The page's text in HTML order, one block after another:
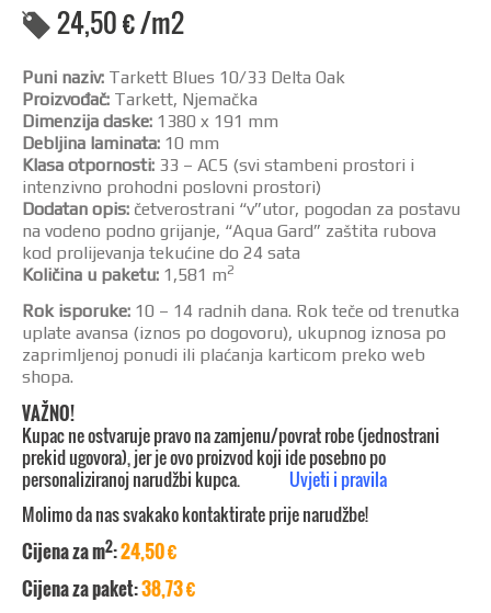
24,50€/m2
Puni naziv: Tarkett Blues 10/33 Delta Oak
Proizvođač: Tarkett, Njemačka
Dimenzija daske: 1380 x 191 mm
Debljina laminata: 10 mm
Klasa otpornosti: 33 – AC5 (svi stambeni prostori i
intenzivno prohodni poslovni prostori)
Dodatan opis: četverostrani “v”utor, pogodan za postavu
na vodeno podno grijanje, “Aqua Gard” zaštita rubova
kod prolijevanja tekućine do 24 sata
Količina u paketu: 1,581 m2
Rok isporuke: 10 – 14 radnih dana. Rok teče od trenutka
uplate avansa (iznos po dogovoru), ukupnog iznosa po
zaprimljenoj ponudi ili plaćanja karticom preko web
shopa.
VAŽNO!
Kupac ne ostvaruje pravo na zamjenu/povrat robe (jednostrani
prekid ugovora), jer je ovo proizvod koji ide posebno po
personaliziranoj narudžbi kupca. Uvjeti i pravila
Molimo da nas svakako kontaktirate prije narudžbe!
Cijena za m2:24,50 €
Cijena za paket:38,73 €